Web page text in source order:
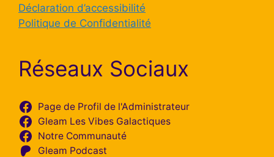
Déclaration d’accessibilité
Politique de Confidentialité
Réseaux Sociaux
Page de Profil de l'Administrateur
Gleam Les Vibes Galactiques
Notre Communauté
Gleam Podcast